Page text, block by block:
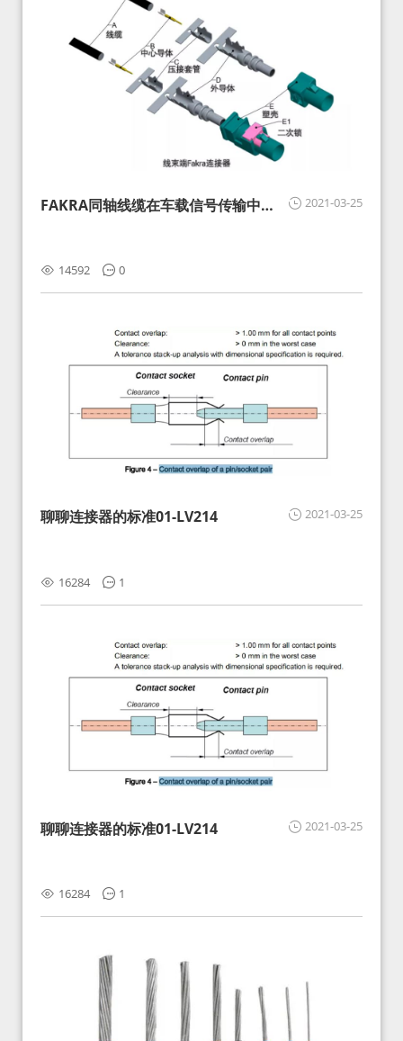
2021-03-25
FAKRA同轴线缆在车载信号传输中的
14592 0
2021-03-25
聊聊连接器的标准01-LV214
16284 1
2021-03-25
聊聊连接器的标准01-LV214
16284 1